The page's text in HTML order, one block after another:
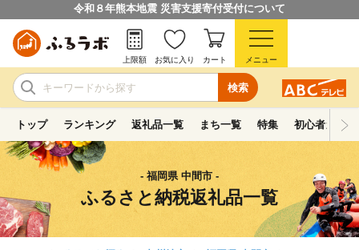
令和８年熊本地震 災害支援寄付受付について
検索
上限額 お気に入り カート メニュー
トップ ランキング 返礼品一覧 まち一覧 特集 初心者ガイド
- 福岡県 中間市 -
ふるさと納税返礼品一覧